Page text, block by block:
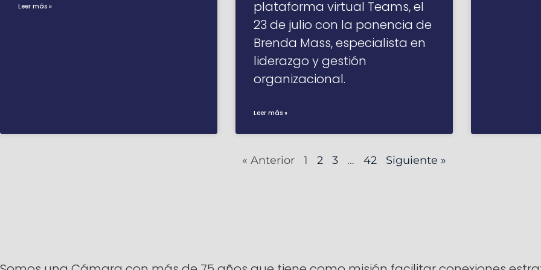
Leer más »
plataforma virtual Teams, el
23 de julio con la ponencia de
Brenda Mass, especialista en
liderazgo y gestión
organizacional.
Leer más »
« Anterior 1 2 3 … 42 Siguiente »